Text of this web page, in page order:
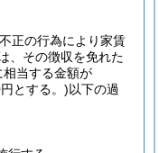
正の行為により家賃
、その徴収を免れた
当する金額が
とする。)以下の過